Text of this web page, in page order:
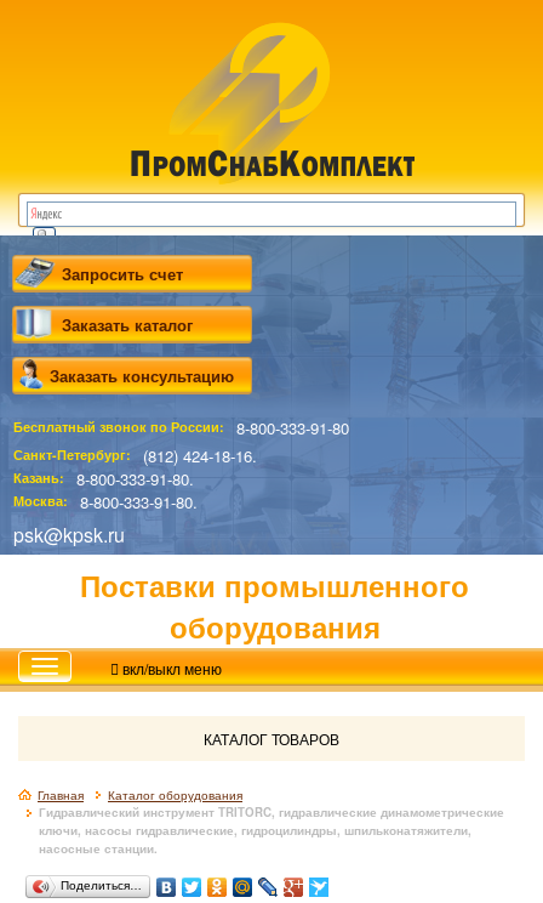
Запросить счет
Заказать каталог
Заказать консультацию
Бесплатный звонок по России: 8-800-333-91-80
Санкт-Петербург: (812) 424-18-16.
Казань: 8-800-333-91-80.
Москва: 8-800-333-91-80.
psk@kpsk.ru
Поставки промышленного
оборудования
вкл/выкл меню
КАТАЛОГ ТОВАРОВ
Главная
Каталог оборудования
Гидравлический инструмент TRITORC, гидравлические динамометрические
ключи, насосы гидравлические, гидроцилиндры, шпильконатяжители,
насосные станции.
Поделиться…